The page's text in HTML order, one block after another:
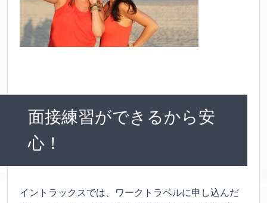
面接練習ができるから安
心！
イントラックスでは、ワークトラベルに申し込んだ